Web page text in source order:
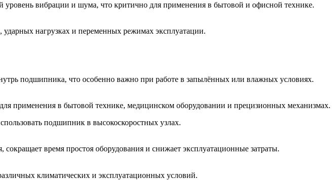
вибрации и шума, что критично для применения в бытовой и офисной технике.
нагрузках и переменных режимах эксплуатации.
подшипника, что особенно важно при работе в запылённых или влажных условиях.
применения в бытовой технике, медицинском оборудовании и прецизионных механизмах.
подшипник в высокоскоростных узлах.
время простоя оборудования и снижает эксплуатационные затраты.
климатических и эксплуатационных условий.